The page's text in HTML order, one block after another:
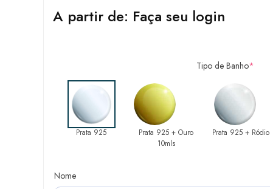
A partir de: Faça seu login
Tipo de Banho*
Prata 925
Prata 925 + Ouro
10mls
Prata 925 + Ródio
Nome